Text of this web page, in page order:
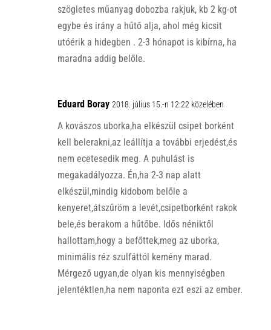
szögletes műanyag dobozba rakjuk, kb 2 kg-ot
egybe és irány a hűtő alja, ahol még kicsit
utóérik a hidegben . 2-3 hónapot is kibírna, ha
maradna addig belőle.
Eduard Boray 2018. július 15.-n 12:22 közelében
A kovászos uborka,ha elkészül csipet borként
kell belerakni,az leállítja a további erjedést,és
nem ecetesedik meg. A puhulást is
megakadályozza. Én,ha 2-3 nap alatt
elkészül,mindig kidobom belőle a
kenyeret,átszűröm a levét,csipetborként rakok
bele,és berakom a hűtőbe. Idős néniktől
hallottam,hogy a befőttek,meg az uborka,
minimális réz szulfáttól kemény marad.
Mérgező ugyan,de olyan kis mennyiségben
jelentéktlen,ha nem naponta ezt eszi az ember.